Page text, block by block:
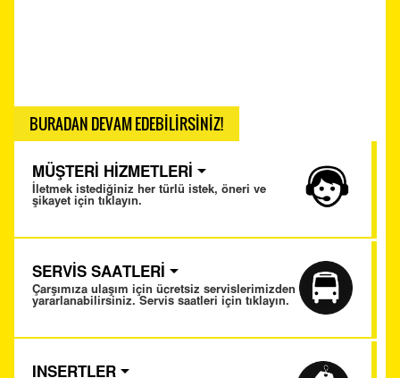
BURADAN DEVAM EDEBİLİRSİNİZ!
MÜŞTERİ HİZMETLERİ
İletmek istediğiniz her türlü istek, öneri ve
şikayet için tıklayın.
SERVİS SAATLERİ
Çarşımıza ulaşım için ücretsiz servislerimizden
yararlanabilirsiniz. Servis saatleri için tıklayın.
INSERTLER